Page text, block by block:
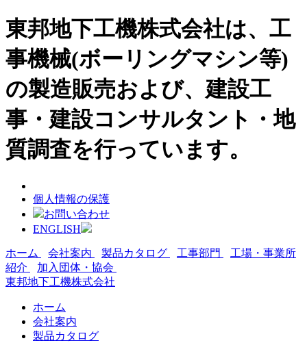
東邦地下工機株式会社は、工
事機械(ボーリングマシン等)
の製造販売および、建設工
事・建設コンサルタント・地
質調査を行っています。
個人情報の保護
お問い合わせ
ENGLISH
ホーム 会社案内 製品カタログ 工事部門
工場・事業所
紹介
加入団体・協会
東邦地下工機株式会社
ホーム
会社案内
製品カタログ